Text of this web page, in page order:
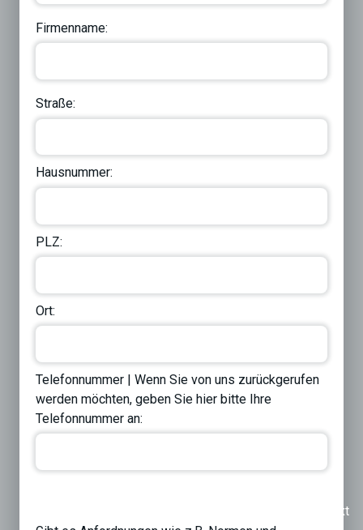
Firmenname:
Straße:
Hausnummer:
PLZ:
Ort:
Telefonnummer | Wenn Sie von uns zurückgerufen
werden möchten, geben Sie hier bitte Ihre
Telefonnummer an:
Next